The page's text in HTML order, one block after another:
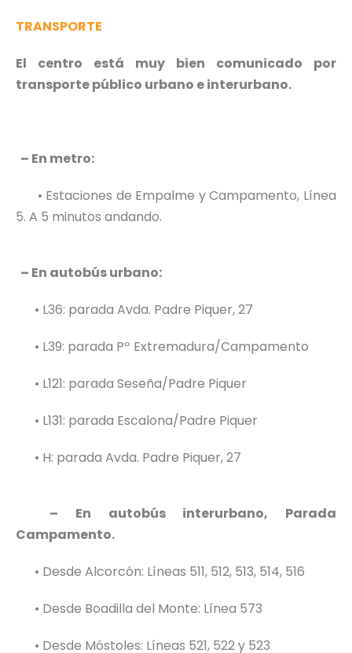
TRANSPORTE
El centro está muy bien comunicado por
transporte público urbano e interurbano.
– En metro:
• Estaciones de Empalme y Campamento, Línea
5. A 5 minutos andando.
– En autobús urbano:
• L36: parada Avda. Padre Piquer, 27
• L39: parada Pº Extremadura/Campamento
• L121: parada Seseña/Padre Piquer
• L131: parada Escalona/Padre Piquer
• H: parada Avda. Padre Piquer, 27
– En autobús interurbano, Parada
Campamento.
• Desde Alcorcón: Líneas 511, 512, 513, 514, 516
• Desde Boadilla del Monte: Línea 573
• Desde Móstoles: Líneas 521, 522 y 523